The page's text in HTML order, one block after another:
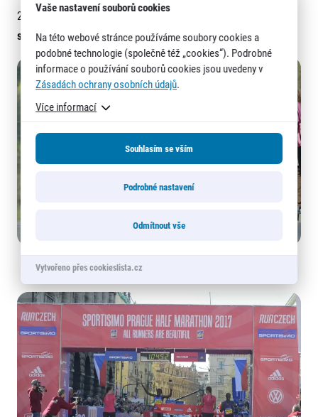
2019)
sezona 2025: 4. místo půlmaraton Mei-šan (Čína) 1:06:40
Gladys Chesir na 1/2Maratonu Praha 2017
Vaše nastavení souborů cookies
Na této webové stránce používáme soubory cookies a
podobné technologie (společně též „cookies“). Podrobné
informace o používání souborů cookies jsou uvedeny v
Zásadách ochrany osobních údajů.
Více informací
Souhlasím se vším
Podrobné nastavení
Odmítnout vše
Vytvořeno přes cookieslista.cz